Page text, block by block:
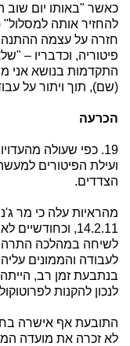
כאשר "באותו יום שוב
חזרה על עצמה
פיטוריה, וכדבריו –
התקדמות בנושא אני
(שם), תוך ויתור על
הכרעה
19. כפי שעולה
ועילת הפיטורים
הצדדים.
מהראיות עלה כי מר
לשיחה במהלכה התרה
לעבודה והממונים
בנתבעת זמן רב, הייתה
לנכון להקנות
התובעת אף אישרה
לא זכרה את מועדה